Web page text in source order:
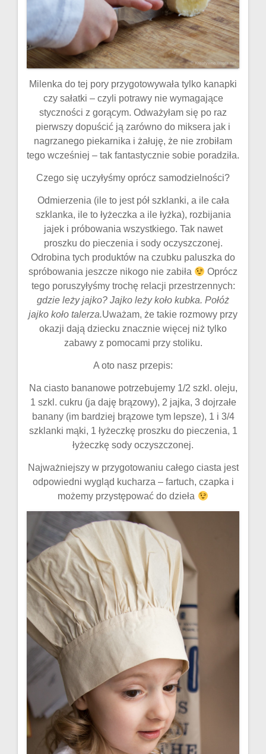
Milenka do tej pory przygotowywała tylko kanapki
czy sałatki – czyli potrawy nie wymagające
styczności z gorącym. Odważyłam się po raz
pierwszy dopuścić ją zarówno do miksera jak i
nagrzanego piekarnika i żałuję, że nie zrobiłam
tego wcześniej – tak fantastycznie sobie poradziła.
Czego się uczyłyśmy oprócz samodzielności?
Odmierzenia (ile to jest pół szklanki, a ile cała
szklanka, ile to łyżeczka a ile łyżka), rozbijania
jajek i próbowania wszystkiego. Tak nawet
proszku do pieczenia i sody oczyszczonej.
Odrobina tych produktów na czubku paluszka do
spróbowania jeszcze nikogo nie zabiła
Oprócz
tego poruszyłyśmy trochę relacji przestrzennych:
gdzie leży jajko? Jajko leży koło kubka. Połóż
jajko koło talerza.Uważam, że takie rozmowy przy
okazji dają dziecku znacznie więcej niż tylko
zabawy z pomocami przy stoliku.
A oto nasz przepis:
Na ciasto bananowe potrzebujemy 1/2 szkl. oleju,
1 szkl. cukru (ja daję brązowy), 2 jajka, 3 dojrzałe
banany (im bardziej brązowe tym lepsze), 1 i 3/4
szklanki mąki, 1 łyżeczkę proszku do pieczenia, 1
łyżeczkę sody oczyszczonej.
Najważniejszy w przygotowaniu całego ciasta jest
odpowiedni wygląd kucharza – fartuch, czapka i
możemy przystępować do dzieła